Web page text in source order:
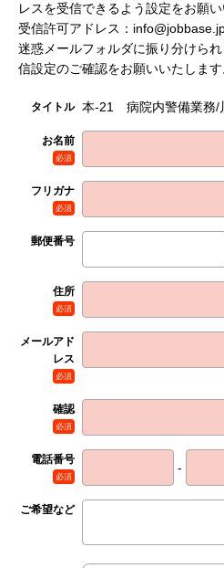
レスを受信できるよう設定をお願い
受信許可アドレス：
迷惑メールフォルダに振り分けら
信設定のご確認をお願いいたします
タイトル 本-21 病院内警備業務/
お名前
必須
フリガナ
必須
郵便番号
住所
必須
メールアド
レス
必須
確認
必須
電話番号
必須
-
ご希望など